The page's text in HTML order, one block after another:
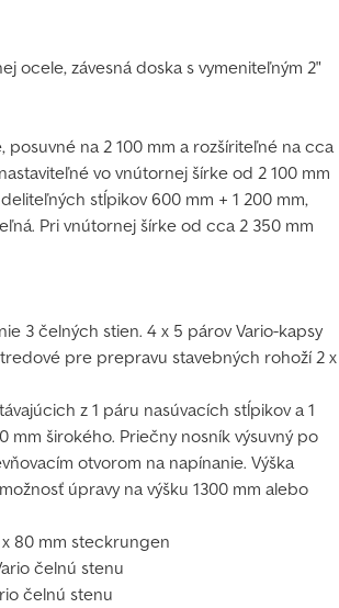
ocele, závesná doska s vymeniteľným 2"
na 2 100 mm a rozšíriteľné na cca
vo vnútornej šírke od 2 100 mm
stĺpikov 600 mm + 1 200 mm,
Pri vnútornej šírke od cca 2 350 mm
3 čelných stien. 4 x 5 párov Vario-kapsy
pre prepravu stavebných rohoží 2 x
z 1 páru nasúvacích stĺpikov a 1
širokého. Priečny nosník výsuvný po
otvorom na napínanie. Výška
úpravy na výšku 1300 mm alebo
80 mm steckrungen
čelnú stenu
čelnú stenu